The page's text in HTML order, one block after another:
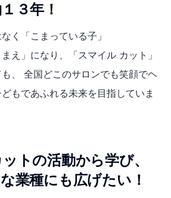
３年！
く「こまっている子」
え」になり、「スマイル カット」
、 全国どこのサロンでも笑顔でヘ
もであふれる未来を目指していま
トの活動から学び、
業種にも広げたい！